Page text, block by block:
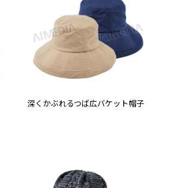
深くかぶれるつば広バケット帽子